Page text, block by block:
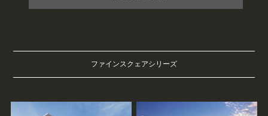
ファインスクェアシリーズ